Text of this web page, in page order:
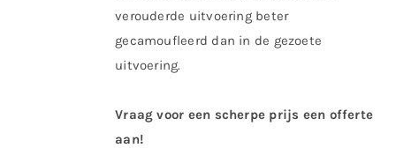
verouderde uitvoering beter
gecamoufleerd dan in de gezoete
uitvoering.
Vraag voor een scherpe prijs een offerte
aan!